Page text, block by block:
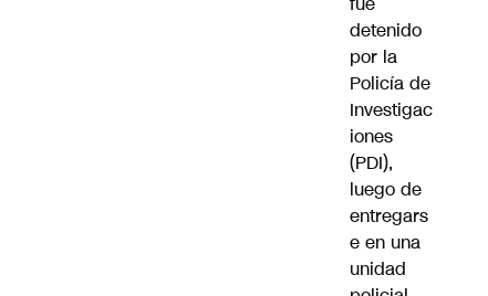
detenido
por la
Policía de
Investigac
iones
(PDI),
luego de
entregars
e en una
unidad